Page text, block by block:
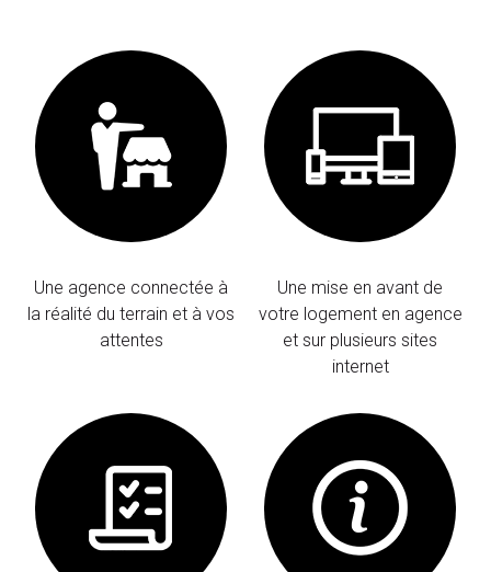
Une agence connectée à
la réalité du terrain et à vos
attentes
Une mise en avant de
votre logement en agence
et sur plusieurs sites
internet